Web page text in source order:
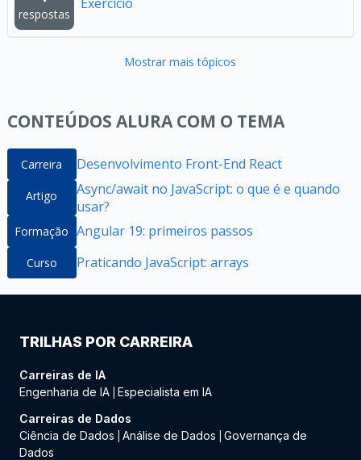
respostas
Mostrar mais tópicos
CONTEÚDOS ALURA COM O TEMA
Carreira Desenvolvimento Front-End React
Artigo
Async/await no JavaScript: o que é e quando
usar?
Formação Angular 19: primeiros passos
Curso Praticando JavaScript: arrays
TRILHAS POR CARREIRA
Carreiras de IA
Engenharia de IA Especialista em IA
Carreiras de Dados
Ciência de Dados
Análise de Dados
Governança de
Dados